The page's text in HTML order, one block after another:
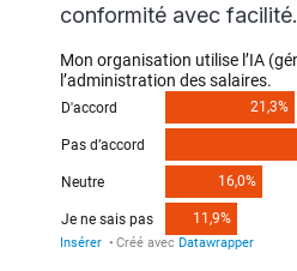
conformité avec facilité.